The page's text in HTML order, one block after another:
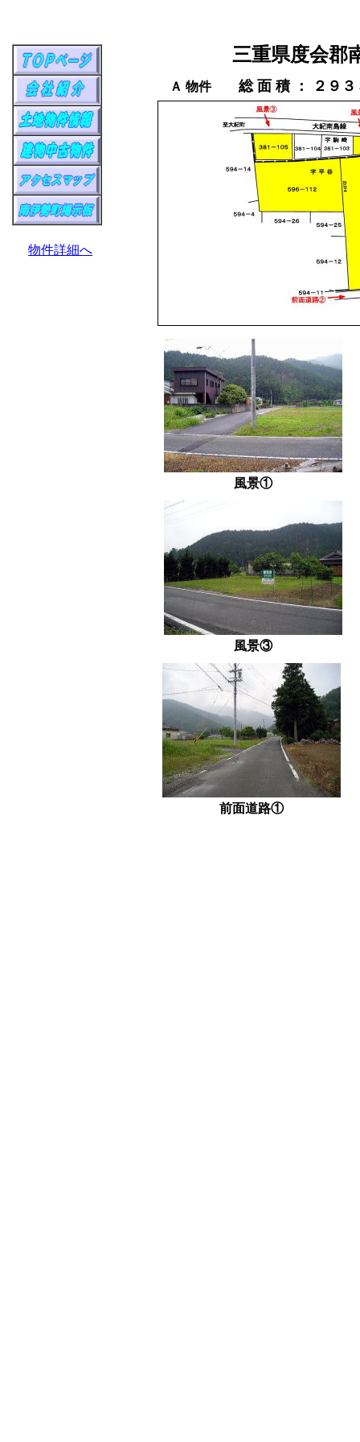
物件詳細へ
三重県度会郡
Ａ 物件 総 面 積 ： ２９
風景①
風景③
前面道路①